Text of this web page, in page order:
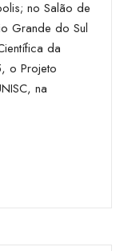
no Salão de
Grande do Sul
da
o Projeto
na